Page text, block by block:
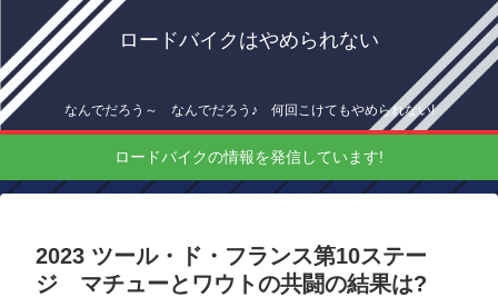
ロードバイクはやめられない
なんでだろう～ なんでだろう♪ 何回こけてもやめられない!
ロードバイクの情報を発信しています!
2023 ツール・ド・フランス第10ステー
ジ マチューとワウトの共闘の結果は?